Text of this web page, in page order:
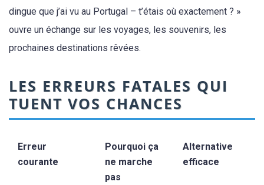
dingue que j’ai vu au Portugal – t’étais où exactement ? »
ouvre un échange sur les voyages, les souvenirs, les
prochaines destinations rêvées.
LES ERREURS FATALES QUI
TUENT VOS CHANCES
Erreur
courante
Pourquoi ça
ne marche
pas
Alternative
efficace